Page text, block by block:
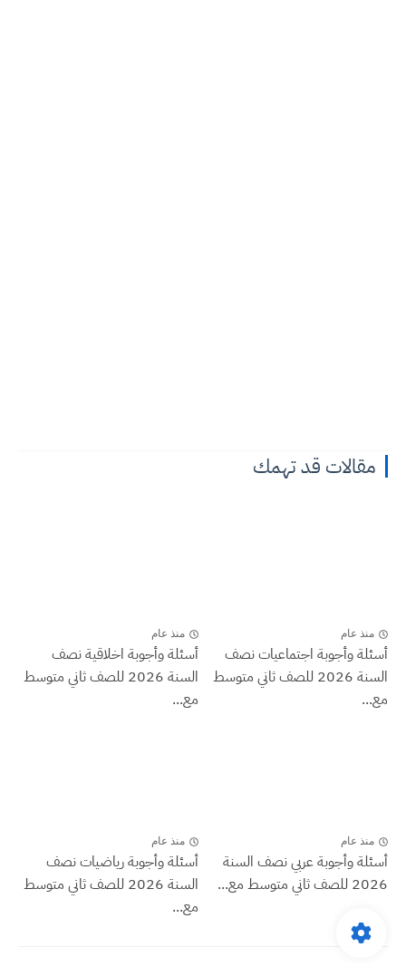
مقالات قد تهمك
منذ عام
أسئلة وأجوبة اجتماعيات نصف
السنة 2026 للصف ثاني متوسط
مع...
منذ عام
أسئلة وأجوبة اخلاقية نصف
السنة 2026 للصف ثاني متوسط
مع...
منذ عام
أسئلة وأجوبة عربي نصف السنة
2026 للصف ثاني متوسط مع...
منذ عام
أسئلة وأجوبة رياضيات نصف
السنة 2026 للصف ثاني متوسط
مع...